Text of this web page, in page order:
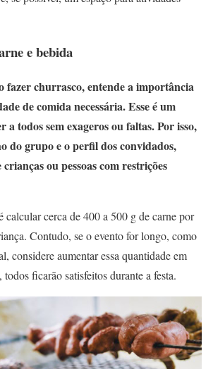
e bebida
fazer churrasco, entende a importância
de comida necessária. Esse é um
a todos sem exageros ou faltas. Por isso,
do grupo e o perfil dos convidados,
ou pessoas com restrições
calcular cerca de 400 a 500 g de carne por
Contudo, se o evento for longo, como
considere aumentar essa quantidade em
ficarão satisfeitos durante a festa.